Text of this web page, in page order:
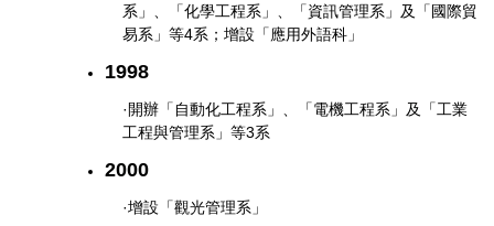
系」、「化學工程系」、「資訊管理系」及「國際貿
易系」等4系；增設「應用外語科」
1998
·開辦「自動化工程系」、「電機工程系」及「工業
工程與管理系」等3系
2000
·增設「觀光管理系」